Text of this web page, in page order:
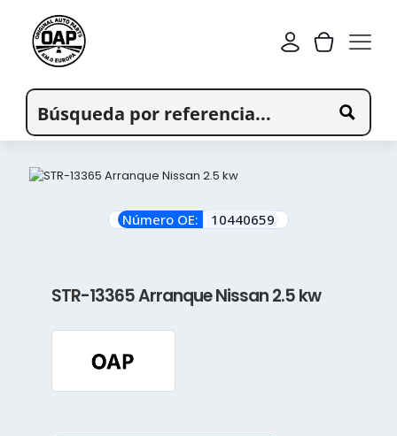
Número OE: 10440659
STR-13365 Arranque Nissan 2.5 kw